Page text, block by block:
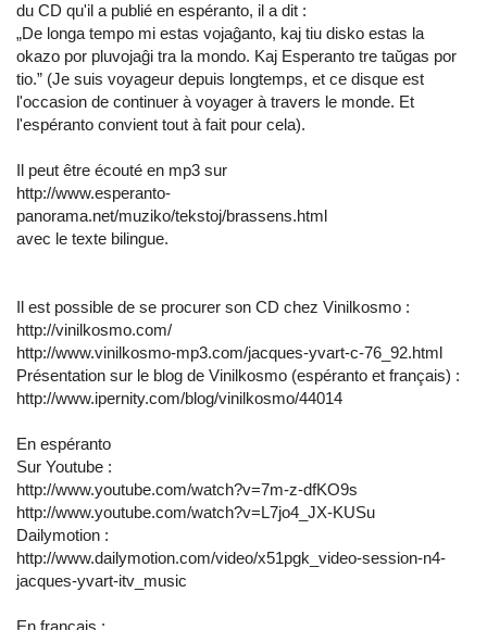
du CD qu'il a publié en espéranto, il a dit :
„De longa tempo mi estas vojaĝanto, kaj tiu disko estas la
okazo por pluvojaĝi tra la mondo. Kaj Esperanto tre taŭgas por
tio.” (Je suis voyageur depuis longtemps, et ce disque est
l'occasion de continuer à voyager à travers le monde. Et
l'espéranto convient tout à fait pour cela).
Il peut être écouté en mp3 sur
http://www.esperanto-
panorama.net/muziko/tekstoj/brassens.html
avec le texte bilingue.
Il est possible de se procurer son CD chez Vinilkosmo :
http://vinilkosmo.com/
http://www.vinilkosmo-mp3.com/jacques-yvart-c-76_92.html
Présentation sur le blog de Vinilkosmo (espéranto et français) :
http://www.ipernity.com/blog/vinilkosmo/44014
En espéranto
Sur Youtube :
http://www.youtube.com/watch?v=7m-z-dfKO9s
http://www.youtube.com/watch?v=L7jo4_JX-KUSu
Dailymotion :
http://www.dailymotion.com/video/x51pgk_video-session-n4-
jacques-yvart-itv_music
En français :